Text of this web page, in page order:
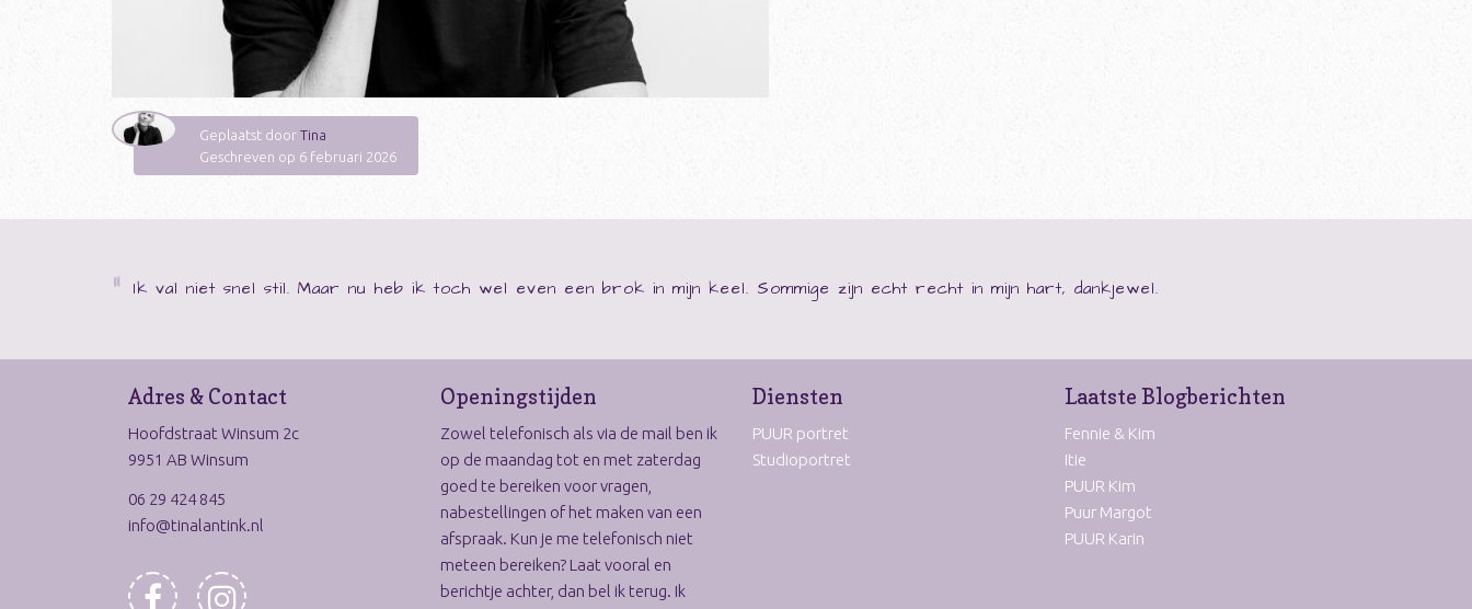
Geplaatst door Tina
Geschreven op 6 februari 2026
Ik val niet snel stil. Maar nu heb ik toch wel even een brok in mijn keel. Sommige zijn echt recht in mijn hart, dankjewel.
Adres & Contact
Hoofdstraat Winsum 2c
9951 AB Winsum
06 29 424 845
info@tinalantink.nl
Openingstijden
Zowel telefonisch als via de mail ben ik
op de maandag tot en met zaterdag
goed te bereiken voor vragen,
nabestellingen of het maken van een
afspraak. Kun je me telefonisch niet
meteen bereiken? Laat vooral en
berichtje achter, dan bel ik terug. Ik
Diensten
PUUR portret
Studioportret
Laatste Blogberichten
Fennie & Kim
Itie
PUUR Kim
Puur Margot
PUUR Karin